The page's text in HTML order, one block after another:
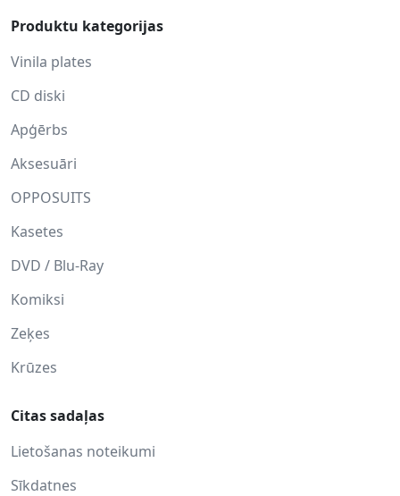
Produktu kategorijas
Vinila plates
CD diski
Apģērbs
Aksesuāri
OPPOSUITS
Kasetes
DVD / Blu-Ray
Komiksi
Zeķes
Krūzes
Citas sadaļas
Lietošanas noteikumi
Sīkdatnes